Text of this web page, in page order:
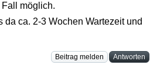
möglich.
da ca. 2-3 Wochen Wartezeit und
Beitrag melden Antworten